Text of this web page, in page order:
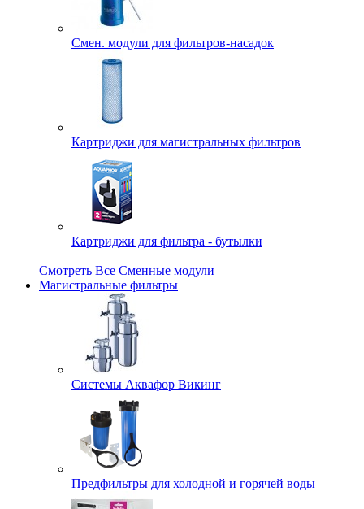
Смен. модули для фильтров-насадок
Картриджи для магистральных фильтров
Картриджи для фильтра - бутылки
Смотреть Все Сменные модули
Магистральные фильтры
Системы Аквафор Викинг
Предфильтры для холодной и горячей воды